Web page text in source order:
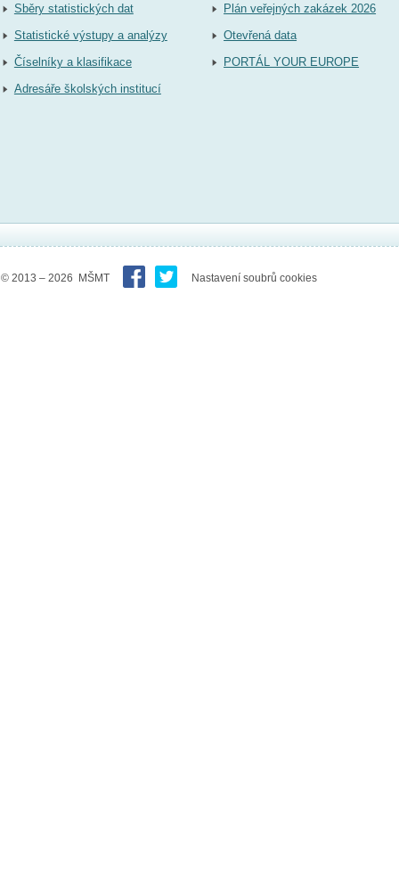
Sběry statistických dat
Statistické výstupy a analýzy
Číselníky a klasifikace
Adresáře školských institucí
Plán veřejných zakázek 2026
Otevřená data
PORTÁL YOUR EUROPE
© 2013 – 2026 MŠMT Nastavení soubrů cookies